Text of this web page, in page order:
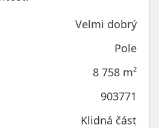
Velmi dobrý
Pole
8 758 m²
903771
Klidná část